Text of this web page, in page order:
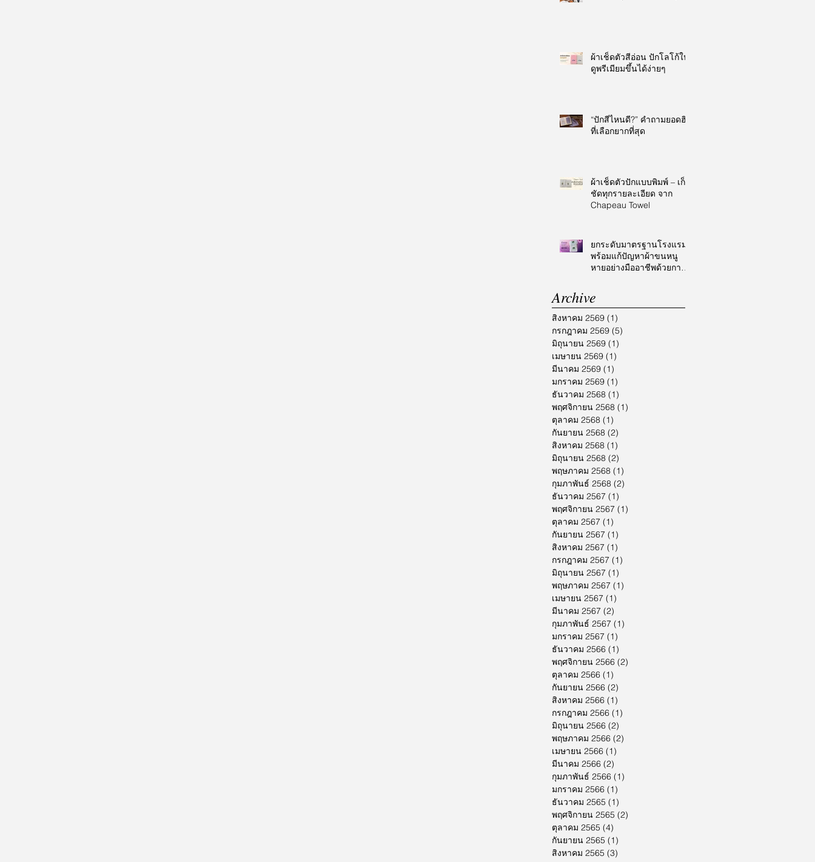
ผ้าเช็ดตัวสีอ่อน ปักโลโก้ให้
ดูพรีเมียมขึ้นได้ง่ายๆ
“ปักสีไหนดี?” คำถามยอดฮิต
ที่เลือกยากที่สุด
ผ้าเช็ดตัวปักแบบพิมพ์ – เก็บ
ชัดทุกรายละเอียด จาก
Chapeau Towel
ยกระดับมาตรฐานโรงแรม
พร้อมแก้ปัญหาผ้าขนหนู
หายอย่างมืออาชีพด้วยการ
Archive
สิงหาคม 2569 (1)
กรกฎาคม 2569 (5)
มิถุนายน 2569 (1)
เมษายน 2569 (1)
มีนาคม 2569 (1)
มกราคม 2569 (1)
ธันวาคม 2568 (1)
พฤศจิกายน 2568 (1)
ตุลาคม 2568 (1)
กันยายน 2568 (2)
สิงหาคม 2568 (1)
มิถุนายน 2568 (2)
พฤษภาคม 2568 (1)
กุมภาพันธ์ 2568 (2)
ธันวาคม 2567 (1)
พฤศจิกายน 2567 (1)
ตุลาคม 2567 (1)
กันยายน 2567 (1)
สิงหาคม 2567 (1)
กรกฎาคม 2567 (1)
มิถุนายน 2567 (1)
พฤษภาคม 2567 (1)
เมษายน 2567 (1)
มีนาคม 2567 (2)
กุมภาพันธ์ 2567 (1)
มกราคม 2567 (1)
ธันวาคม 2566 (1)
พฤศจิกายน 2566 (2)
ตุลาคม 2566 (1)
กันยายน 2566 (2)
สิงหาคม 2566 (1)
กรกฎาคม 2566 (1)
มิถุนายน 2566 (2)
พฤษภาคม 2566 (2)
เมษายน 2566 (1)
มีนาคม 2566 (2)
กุมภาพันธ์ 2566 (1)
มกราคม 2566 (1)
ธันวาคม 2565 (1)
พฤศจิกายน 2565 (2)
ตุลาคม 2565 (4)
กันยายน 2565 (1)
สิงหาคม 2565 (3)